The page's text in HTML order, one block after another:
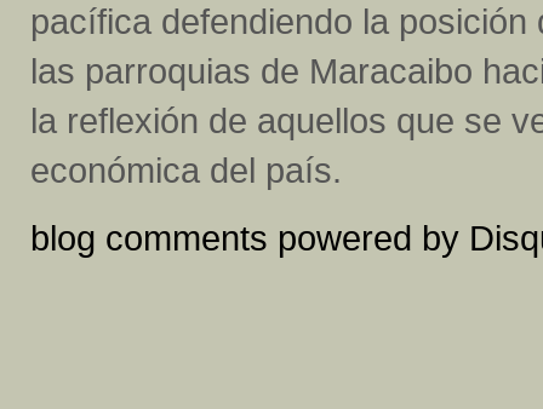
pacífica defendiendo la
las parroquias de Maracaibo
la reflexión de aquellos que se
económica del país.
blog comments powered by